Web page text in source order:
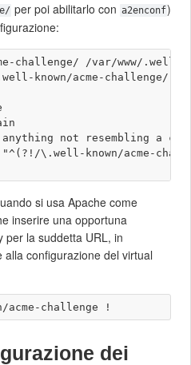
per poi abilitarlo con a2enconf)
challenge/ /var/www/.well-
known/acme-challenge/">
not resembling a
\.well-known/acme-
si usa Apache come
inserire una opportuna
per la suddetta URL, in
configurazione del virtual
dei